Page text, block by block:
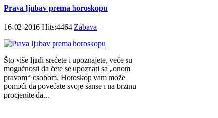
Prava ljubav prema horoskopu
16-02-2016 Hits:4464 Zabava
Što više ljudi srećete i upoznajete, veće su
mogućnosti da ćete se upoznati sa „onom
pravom“ osobom. Horoskop vam može
pomoći da povećate svoje šanse i na brzinu
procjenite da...